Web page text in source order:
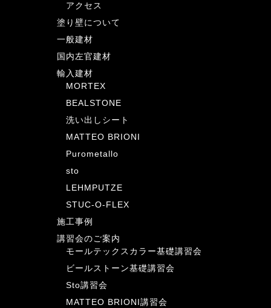
アクセス
塗り壁について
一般建材
国内左官建材
輸入建材
MORTEX
BEALSTONE
洗い出しシート
MATTEO BRIONI
Purometallo
sto
LEHMPUTZE
STUC-O-FLEX
施工事例
講習会のご案内
モールテックスカラー基礎講習会
ビールストーン基礎講習会
Sto講習会
MATTEO BRIONI講習会